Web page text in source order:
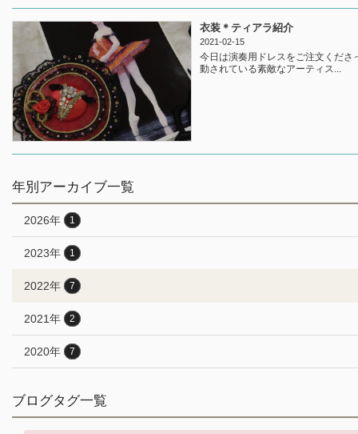
衣装＊ティアラ紹介
2021-02-15
今日は演奏用ドレスをご注文くだ
動されている素敵なアーティス...
年別アーカイブ一覧
2026年 1
2023年 1
2022年 7
2021年 2
2020年 7
ブログタグ一覧